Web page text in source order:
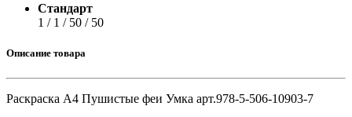
Стандарт
1 / 1 / 50 / 50
Описание товара
Раскраска А4 Пушистые феи Умка арт.978-5-506-10903-7